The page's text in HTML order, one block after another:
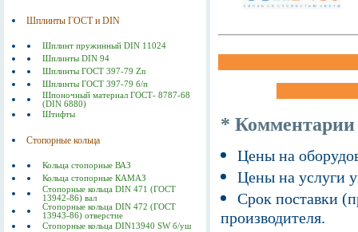
Шплинты ГОСТ и DIN
Шплинт пружинный DIN 11024
Шплинты DIN 94
Шплинты ГОСТ 397-79 Zn
Шплинты ГОСТ 397-79 б/п
Шпоночный материал ГОСТ- 8787-68
(DIN 6880)
Штифты
Стопорные кольца
Кольца стопорные ВАЗ
Кольца стопорные КАМАЗ
Стопорные кольца DIN 471 (ГОСТ
13942-86) вал
Стопорные кольца DIN 472 (ГОСТ
13943-86) отверстие
Стопорные кольца DIN13940 SW б/уш
* Комментарии
Цены на
Цены на услуги
Срок поставки
производителя.